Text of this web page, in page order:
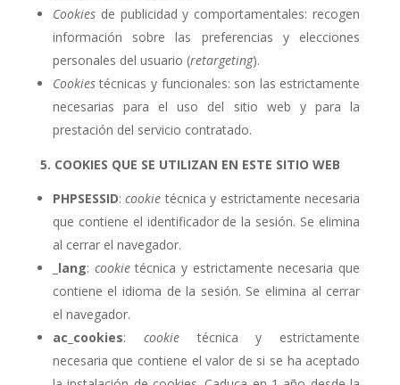
Cookies de publicidad y comportamentales: recogen
información sobre las preferencias y elecciones
personales del usuario (retargeting).
Cookiestécnicas y funcionales: son las estrictamente
necesarias para el uso del sitio web y para la
prestación del servicio contratado.
5. COOKIES QUE SE UTILIZAN EN ESTE SITIO WEB
PHPSESSID:cookietécnica y estrictamente necesaria
que contiene el identificador de la sesión. Se elimina
al cerrar el navegador.
_lang: cookietécnica y estrictamente necesaria que
contiene el idioma de la sesión. Se elimina al cerrar
el navegador.
ac_cookies: cookietécnica y estrictamente
necesaria que contiene el valor de si se ha aceptado